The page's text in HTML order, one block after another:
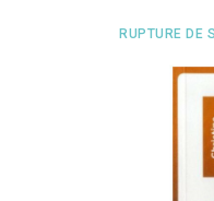
RUPTURE DE